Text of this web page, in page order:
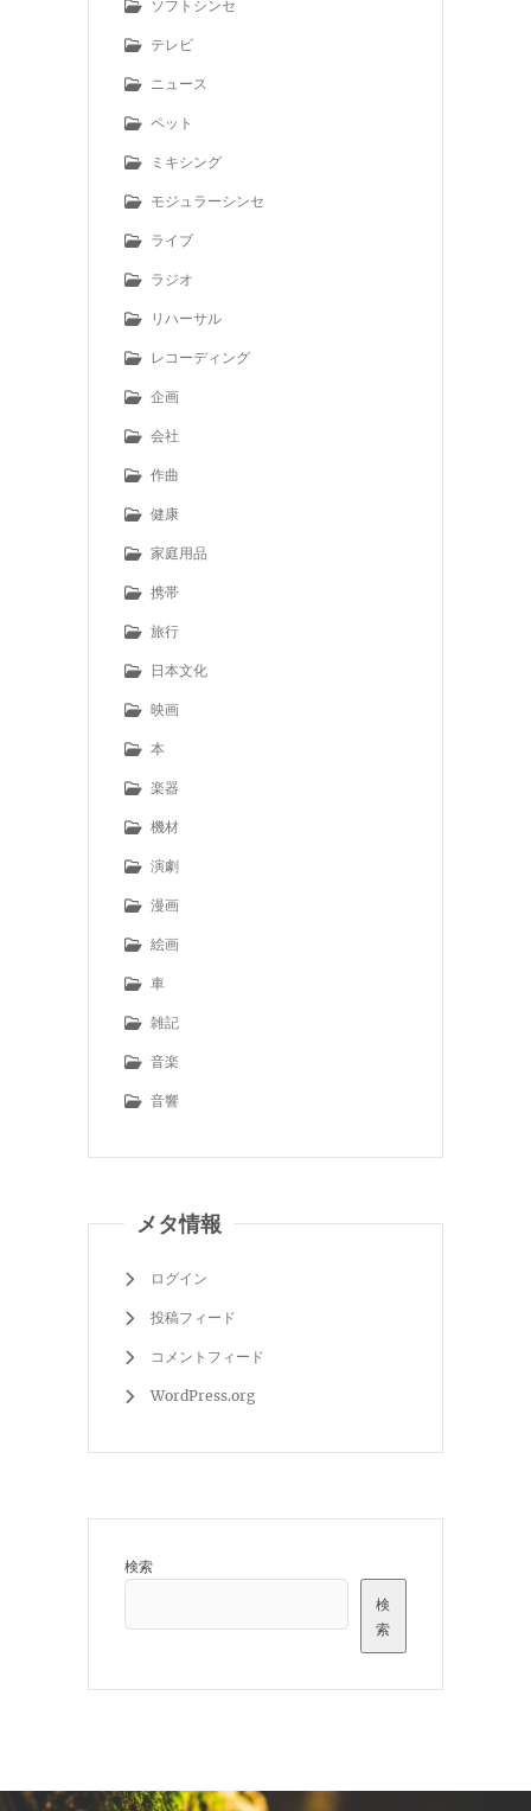
ソフトシンセ
テレビ
ニュース
ペット
ミキシング
モジュラーシンセ
ライブ
ラジオ
リハーサル
レコーディング
企画
会社
作曲
健康
家庭用品
携帯
旅行
日本文化
映画
本
楽器
機材
演劇
漫画
絵画
車
雑記
音楽
音響
メタ情報
ログイン
投稿フィード
コメントフィード
WordPress.org
検索
検
索